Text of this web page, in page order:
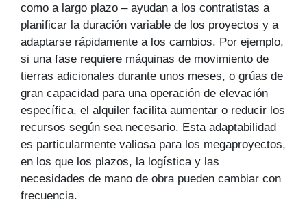
como a largo plazo – ayudan a los contratistas a
planificar la duración variable de los proyectos y a
adaptarse rápidamente a los cambios. Por ejemplo,
si una fase requiere máquinas de movimiento de
tierras adicionales durante unos meses, o grúas de
gran capacidad para una operación de elevación
específica, el alquiler facilita aumentar o reducir los
recursos según sea necesario. Esta adaptabilidad
es particularmente valiosa para los megaproyectos,
en los que los plazos, la logística y las
necesidades de mano de obra pueden cambiar con
frecuencia.